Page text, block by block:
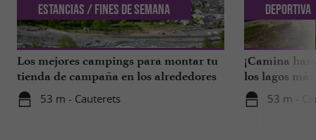
Los mejores campings para montar tu
tienda de campaña en los alrededores
del Parque Nacional de los Altos
Pirineos.
53 m - Cauterets
Estancias / Fines de semana
¡Camina
los lagos
Pirineos!
53 m -
Deportiva